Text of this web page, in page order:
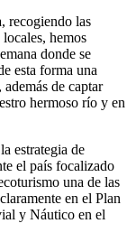
recogiendo las
hemos
donde se
esta forma una
de captar
hermoso río y en
estrategia de
el país focalizado
una de las
en el Plan
y Náutico en el